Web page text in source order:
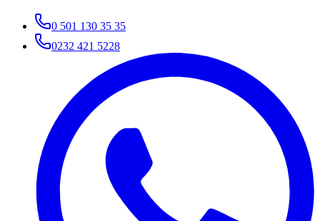
0 501 130 35 35
0232 421 5228